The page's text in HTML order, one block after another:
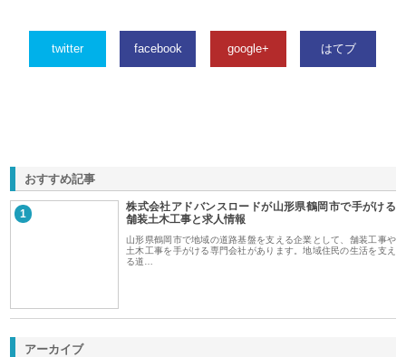
twitter facebook google+ はてブ
おすすめ記事
1
株式会社アドバンスロードが山形県鶴岡市で手がける
舗装土木工事と求人情報
山形県鶴岡市で地域の道路基盤を支える企業として、舗装工事や
土木工事を手がける専門会社があります。地域住民の生活を支え
る道…
アーカイブ